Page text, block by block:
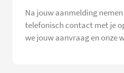
Na jouw aanmelding
telefonisch contact met je
we jouw aanvraag en onze